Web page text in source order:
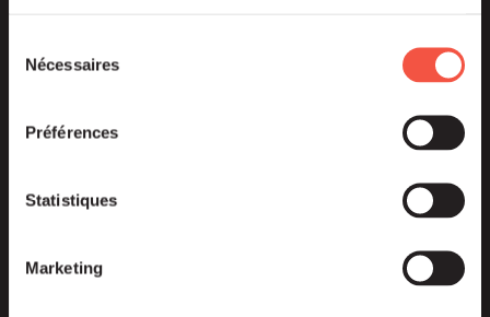
Nécessaires
Préférences
Statistiques
Marketing